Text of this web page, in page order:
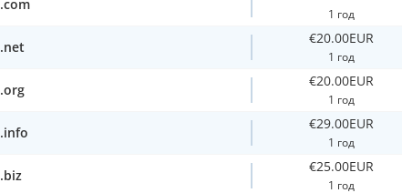
.com
1 год
.net
€20.00EUR
1 год
.org
€20.00EUR
1 год
.info
€29.00EUR
1 год
.biz
€25.00EUR
1 год